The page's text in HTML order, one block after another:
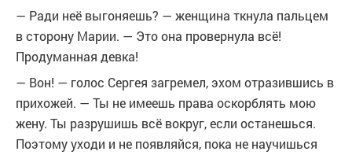
— Ради неё выгоняешь? — женщина ткнула пальцем
в сторону Марии. — Это она провернула всё!
Продуманная девка!
— Вон! — голос Сергея загремел, эхом отразившись в
прихожей. — Ты не имеешь права оскорблять мою
жену. Ты разрушишь всё вокруг, если останешься.
Поэтому уходи и не появляйся, пока не научишься